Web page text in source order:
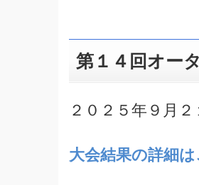
第１４回オー
２０２５年９月
大会結果の詳細